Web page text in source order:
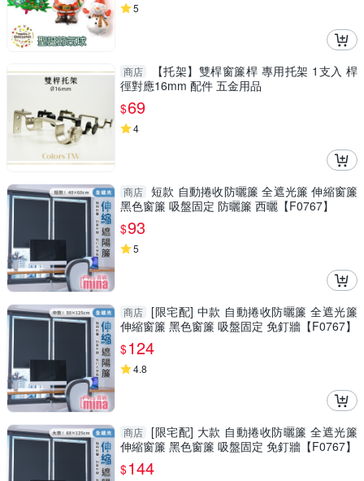
5
商店
【托架】雙桿窗簾桿 專用托架 1支入 桿
徑對應16mm 配件 五金用品
$69
4
商店 短款 自動捲收防曬簾 全遮光簾 伸縮窗簾
黑色窗簾 吸盤固定 防曬簾 西曬【F0767】
$93
5
商店 [限宅配] 中款 自動捲收防曬簾 全遮光簾
伸縮窗簾 黑色窗簾 吸盤固定 免釘牆【F0767】
$124
4.8
商店 [限宅配] 大款 自動捲收防曬簾 全遮光簾
伸縮窗簾 黑色窗簾 吸盤固定 免釘牆【F0767】
$144